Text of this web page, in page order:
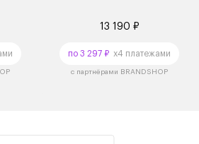
13 190 ₽
по 3 297 ₽ x4 платежами
с партнёрами BRANDSHOP